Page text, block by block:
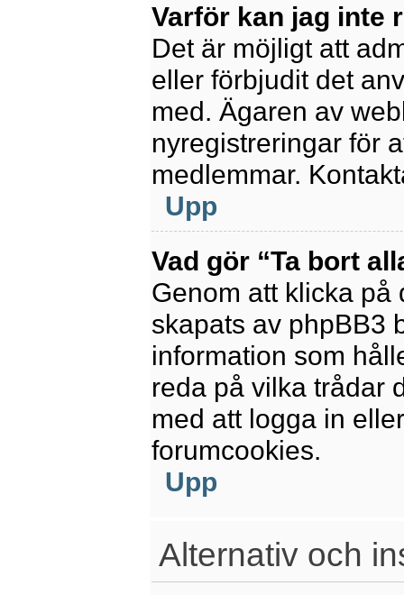
Varför kan jag inte
Det är möjligt att
eller förbjudit det
med. Ägaren av
nyregistreringar för
medlemmar.
Upp
Vad gör “Ta bort
Genom att klicka på
skapats av phpBB3
information som
reda på vilka trådar
med att logga in
forumcookies.
Upp
Alternativ och